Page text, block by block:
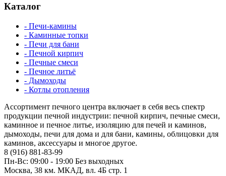
Каталог
- Печи-камины
- Каминные топки
- Печи для бани
- Печной кирпич
- Печные смеси
- Печное литьё
- Дымоходы
- Котлы отопления
Ассортимент печного центра включает в себя весь спектр
продукции печной индустрии: печной кирпич, печные смеси,
каминное и печное литье, изоляцию для печей и каминов,
дымоходы, печи для дома и для бани, камины, облицовки для
каминов, аксессуары и многое другое.
8 (916) 881-83-99
Пн-Вс: 09:00 - 19:00 Без выходных
Москва, 38 км. МКАД, вл. 4Б стр. 1